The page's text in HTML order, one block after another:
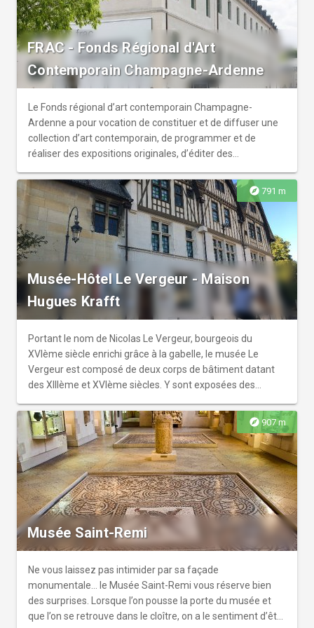
japonais, Léonard Foujita. Arrêt bus et Tram : Opéra
FRAC - Fonds Régional d'Art
Contemporain Champagne-Ardenne
Le Fonds régional d’art contemporain Champagne-
Ardenne a pour vocation de constituer et de diffuser une
collection d’art contemporain, de programmer et de
réaliser des expositions originales, d’éditer des
de formation de publics divers (scolaires, étudiants,
adultes, entreprises). La collection du FRAC Champagne-
Ardenne est composée de près de 800 œuvres qui
reflètent la grande diversité des pratiques
contemporaines (peinture, sculpture, photographie,
dessin, vidéo, son, installation...) et témoignent des
développements artistiques les plus novateurs, des
années 1960 à nos jours.
explore 791 m
Musée-Hôtel Le Vergeur - Maison
Hugues Krafft
Portant le nom de Nicolas Le Vergeur, bourgeois du
XVIème siècle enrichi grâce à la gabelle, le musée Le
Vergeur est composé de deux corps de bâtiment datant
des XIIIème et XVIème siècles. Y sont exposées des
particulièrement cinquante gravures d'Albrecht Dürer, un
mobilier renaissance et néo-gothique, ainsi que des
oeuvres d'Asie et d'Orient du XIXème siècle. Le musée
présente également des salles en situation du XIXème
siècle : chambres à coucher, cuisine, salle de bain, fumoir. Il
faut de surcroît profiter du jardin et de la promenade
architecturale où il fait bon flâner.
explore 907 m
Musée Saint-Remi
Ne vous laissez pas intimider par sa façade
monumentale… le Musée Saint-Remi vous réserve bien
des surprises. Lorsque l’on pousse la porte du musée et
que l’on se retrouve dans le cloître, on a le sentiment d’être